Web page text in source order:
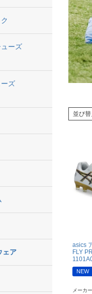
SALEコーナー
定】松本山雅FCスクール
日本代表
クラブチーム
ナショナル
Jリーグ
【JR】ナシ
サッカーチ
日本代表
ナショナル
Jリーグ
ーズ
ズ
ェア
並び替
asics
FLY
NEW
メーカ